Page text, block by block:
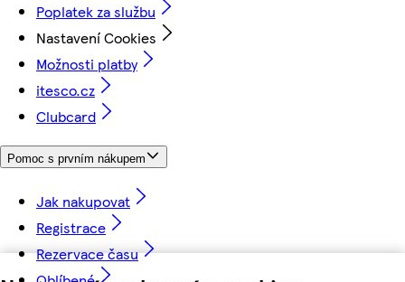
Poplatek za službu
Nastavení Cookies
Možnosti platby
itesco.cz
Clubcard
Pomoc s prvním nákupem
Jak nakupovat
Registrace
Rezervace času